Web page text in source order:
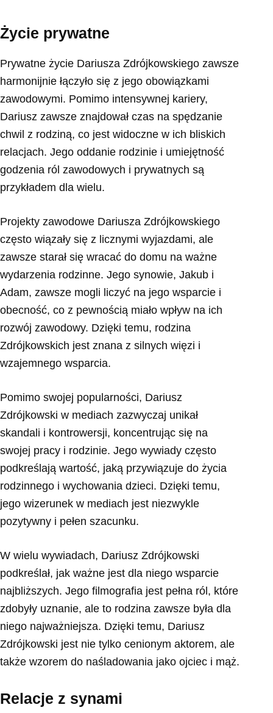
Życie prywatne
Prywatne życie Dariusza Zdrójkowskiego zawsze
harmonijnie łączyło się z jego obowiązkami
zawodowymi. Pomimo intensywnej kariery,
Dariusz zawsze znajdował czas na spędzanie
chwil z rodziną, co jest widoczne w ich bliskich
relacjach. Jego oddanie rodzinie i umiejętność
godzenia ról zawodowych i prywatnych są
przykładem dla wielu.
Projekty zawodowe Dariusza Zdrójkowskiego
często wiązały się z licznymi wyjazdami, ale
zawsze starał się wracać do domu na ważne
wydarzenia rodzinne. Jego synowie, Jakub i
Adam, zawsze mogli liczyć na jego wsparcie i
obecność, co z pewnością miało wpływ na ich
rozwój zawodowy. Dzięki temu, rodzina
Zdrójkowskich jest znana z silnych więzi i
wzajemnego wsparcia.
Pomimo swojej popularności, Dariusz
Zdrójkowski w mediach zazwyczaj unikał
skandali i kontrowersji, koncentrując się na
swojej pracy i rodzinie. Jego wywiady często
podkreślają wartość, jaką przywiązuje do życia
rodzinnego i wychowania dzieci. Dzięki temu,
jego wizerunek w mediach jest niezwykle
pozytywny i pełen szacunku.
W wielu wywiadach, Dariusz Zdrójkowski
podkreślał, jak ważne jest dla niego wsparcie
najbliższych. Jego filmografia jest pełna ról, które
zdobyły uznanie, ale to rodzina zawsze była dla
niego najważniejsza. Dzięki temu, Dariusz
Zdrójkowski jest nie tylko cenionym aktorem, ale
także wzorem do naśladowania jako ojciec i mąż.
Relacje z synami